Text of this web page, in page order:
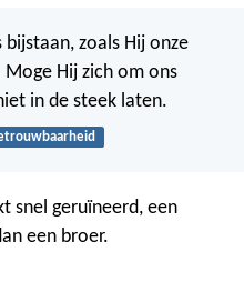
bijstaan, zoals Hij onze
Hij zich om ons
in de steek laten.
snel geruïneerd, een
een broer.